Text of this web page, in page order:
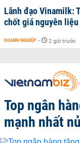
Lãnh đạo Vinamilk:
chốt giá nguyên
DOANH NGHIỆP - 2 giờ trước
Top ngân
mạnh nhất